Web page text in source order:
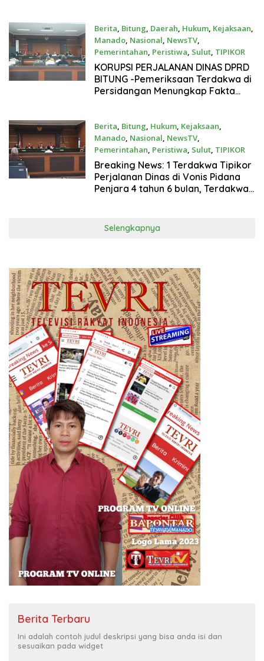
1 SIAU TIMUR
Berita, Bitung, Daerah, Hukum, Kejaksaan,
Manado, Nasional, NewsTV,
Pemerintahan, Peristiwa, Sulut, TIPIKOR
Februari 28, 2026
KORUPSI PERJALANAN DINAS DPRD
BITUNG -Pemeriksaan Terdakwa di
Persidangan Menungkap Fakta
utama dalam Korupsi Perjadin
,Advokat Allan Bidara, S.H.Tegaskan
Jangan ada tebang pilih , 152
orang harus bertanggung Jawab
dan Juga dilakukan Penahanan dan
ditetapkan tersangka” tegasnya
Berita, Bitung, Hukum, Kejaksaan,
Manado, Nasional, NewsTV,
Pemerintahan, Peristiwa, Sulut, TIPIKOR
Februari 26, 2026
Breaking News: 1 Terdakwa Tipikor
Perjalanan Dinas di Vonis Pidana
Penjara 4 tahun 6 bulan, Terdakwa
Selengkapnya
Berita Terbaru
Ini adalah contoh judul deskripsi yang bisa anda isi dan
sesuaikan pada widget